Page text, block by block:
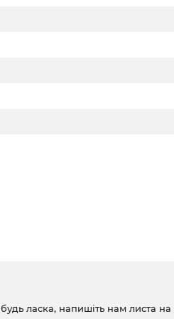
ласка, напишіть нам листа на